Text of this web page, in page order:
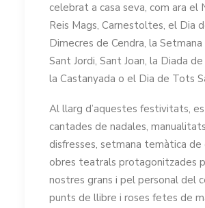
celebrat a casa seva, com ara el
Reis Mags, Carnestoltes, el Dia
Dimecres de Cendra, la Setmana
Sant Jordi, Sant Joan, la Diada
la Castanyada o el Dia de Tots
Al llarg d’aquestes festivitats,
cantades de nadales,
disfresses, setmana temàtica de
obres teatrals protagonitzades
nostres grans i pel personal del
punts de llibre i roses fetes de